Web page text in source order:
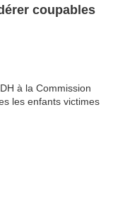
coupables